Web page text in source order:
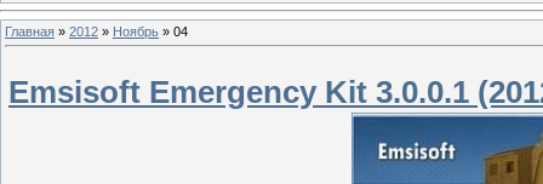
Главная » 2012 » Ноябрь » 04
Emsisoft Emergency Kit 3.0.0.1